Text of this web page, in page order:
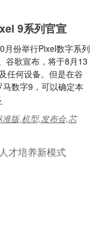
9系列官宣
月份举行Pixel数字系列
谷歌宣布，将于8月13
任何设备。但是在谷
马数字9，可以确定本
准版,机型,发布会,芯